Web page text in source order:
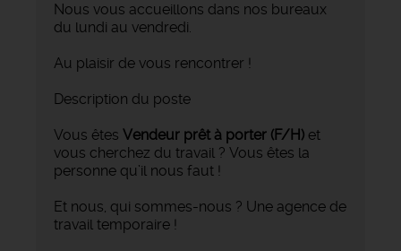
Nous vous accueillons dans nos bureaux
du lundi au vendredi.
Au plaisir de vous rencontrer !
Description du poste
Vous êtes Vendeur prêt à porter (F/H) et
vous cherchez du travail ? Vous êtes la
personne qu’il nous faut !
Et nous, qui sommes-nous ? Une agence de
travail temporaire !